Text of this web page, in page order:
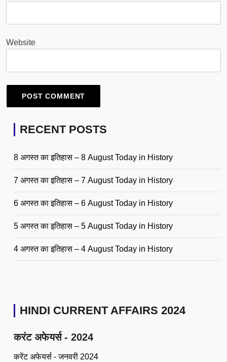
Website
RECENT POSTS
8 अगस्त का इतिहास – 8 August Today in History
7 अगस्त का इतिहास – 7 August Today in History
6 अगस्त का इतिहास – 6 August Today in History
5 अगस्त का इतिहास – 5 August Today in History
4 अगस्त का इतिहास – 4 August Today in History
HINDI CURRENT AFFAIRS 2024
करंट अफेयर्स - 2024
करेंट अफेयर्स - जनवरी 2024